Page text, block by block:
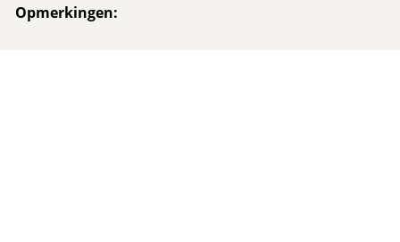
Opmerkingen: